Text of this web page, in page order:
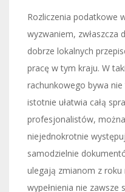
Rozliczenia podatkowe
wyzwaniem, zwłaszcza
dobrze lokalnych
pracę w tym kraju. W
rachunkowego bywa
istotnie ułatwia całą
profesjonalistów,
niejednokrotnie
samodzielnie
ulegają zmianom z
wypełnienia nie zawsze